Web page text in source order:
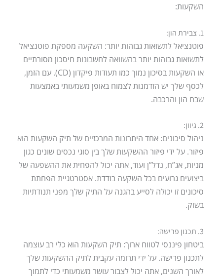
השקעות:
1. צבירת הון:
פוטנציאל לתשואות גבוהות יותר: השקעה מספקת פוטנציאל
לתשואות גבוהות יותר בהשוואה לחשבונות חיסכון מסורתיים
או השקעות בסיכון נמוך כמו תעודות פיקדון (CD). עם הזמן,
לכסף שלך יש הזדמנות לצמוח באופן משמעותי באמצעות
שבח הון והרכבה.
2. גיוון:
ניהול סיכונים: אחד היתרונות המרכזיים של תיק השקעות הוא
פיזור. על ידי פיזור ההשקעות שלך בין סוגי נכסים שונים כגון
מניות, אג”ח, נדל”ן ועוד, אתה יכול להפחית את ההשפעה של
ביצועים גרועים בכל השקעה בודדת. אסטרטגיית הפחתת
סיכונים זו יכולה לסייע בהגנה על התיק שלך מפני תנודתיות
בשוק.
3. תכנון פרישה:
ביטחון פיננסי לטווח ארוך: תיק השקעות הוא כלי רב עוצמה
לתכנון פרישה. על ידי תרומה עקבית לתיק ההשקעות שלך
לאורך השנים, אתה יכול לצבור עושר משמעותי כדי לתמוך